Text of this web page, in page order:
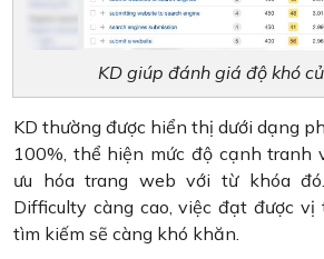
KD giúp đánh giá độ khó
KD thường được hiển thị dưới dạng
100%, thể hiện mức độ cạnh tranh
ưu hóa trang web với từ khóa
Difficulty càng cao, việc đạt được vị
tìm kiếm sẽ càng khó khăn.